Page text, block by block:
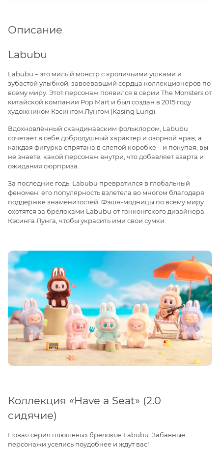
Описание
Labubu
Labubu – это милый монстр с кроличьими ушками и
зубастой улыбкой, завоевавший сердца коллекционеров по
всему миру. Этот персонаж появился в серии The Monsters от
китайской компании Pop Mart и был создан в 2015 году
художником Кэсингом Лунгом (Kasing Lung).
Вдохновлённый скандинавским фольклором, Labubu
сочетает в себе добродушный характер и озорной нрав, а
каждая фигурка спрятана в слепой коробке – и покупая, вы
не знаете, какой персонаж внутри, что добавляет азарта и
ожидания сюрприза.
За последние годы Labubu превратился в глобальный
феномен: его популярность взлетела во многом благодаря
поддержке знаменитостей. Фэшн-модницы по всему миру
охотятся за брелоками Labubu от гонконгского дизайнера
Кэсинга Лунга, чтобы украсить ими свои сумки.
Коллекция «Have a Seat» (2.0
сидячие)
Новая серия плюшевых брелоков Labubu. Забавные
персонажи уселись поудобнее и ждут вас!